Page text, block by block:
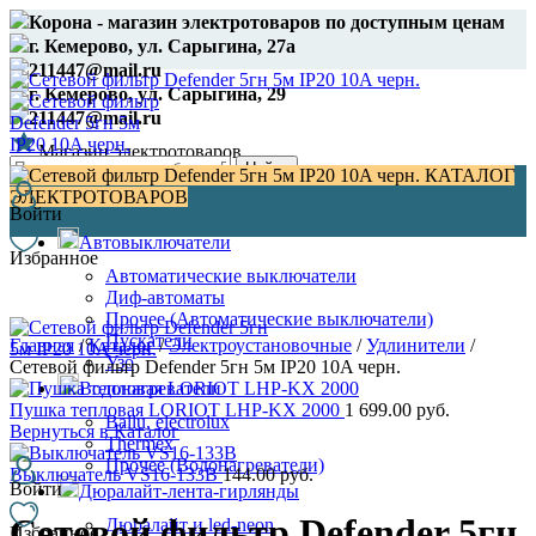
Корона - магазин электротоваров по доступным ценам
г. Кемерово, ул. Сарыгина, 27а
211447@mail.ru
г. Кемерово, ул. Сарыгина, 29
211447@mail.ru
Магазин электротоваров
8 (3842) 21-14-47
Найти
Войти
Избранное
Войти
КАТАЛОГ
ЭЛЕКТРОТОВАРОВ
Автовыключатели
Автоматические выключатели
Диф-автоматы
Прочее (Автоматические выключатели)
Пускатели
Узо
Водонагреватели
Ballu, electrolux
Thermex
Прочее (Водонагреватели)
Дюралайт-лента-гирлянды
Дюралайт и led-neon
Главная/Каталог/Электроустановочные /Удлинители /
Сетевой фильтр Defender 5гн 5м IP20 10A черн.
Пушка тепловая LORIOT LHP-KX 2000 1 699.00 руб.
Вернуться в Каталог
Выключатель VS16-133B144.00руб.